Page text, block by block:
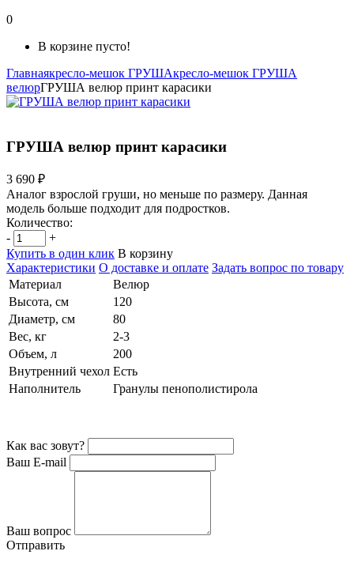
0
В корзине пусто!
Главнаякресло-мешок ГРУШАкресло-мешок ГРУША
велюрГРУША велюр принт карасики
ГРУША велюр принт карасики
3 690 ₽
Аналог взрослой груши, но меньше по размеру. Данная
модель больше подходит для подростков.
Количество:
-
+
Купить в один клик В корзину
Характеристики О доставке и оплате Задать вопрос по товару
Материал
Велюр
Высота, см
120
Диаметр, см
80
Вес, кг
2-3
Объем, л
200
Внутренний чехол Есть
Наполнитель
Гранулы пенополистирола
Как вас зовут?
Ваш E-mail
Ваш вопрос
Отправить